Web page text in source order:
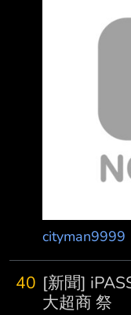
https://
設定起來!!! --
cityman9999
40 [新聞]
大超商 祭